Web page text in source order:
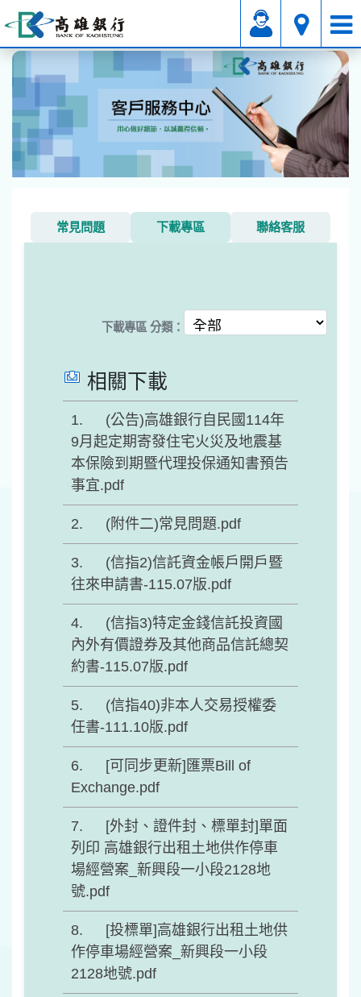
其它 下載專區
常見問題 下載專區 聯絡客服
下載專區 分類：
相關下載
(公告)高雄銀行自民國114年
9月起定期寄發住宅火災及地震基
本保險到期暨代理投保通知書預告
事宜.pdf
(附件二)常見問題.pdf
(信指2)信託資金帳戶開戶暨
往來申請書-115.07版.pdf
(信指3)特定金錢信託投資國
內外有價證券及其他商品信託總契
約書-115.07版.pdf
(信指40)非本人交易授權委
任書-111.10版.pdf
[可同步更新]匯票Bill of
Exchange.pdf
[外封、證件封、標單封]單面
列印 高雄銀行出租土地供作停車
場經營案_新興段一小段2128地
號.pdf
[投標單]高雄銀行出租土地供
作停車場經營案_新興段一小段
2128地號.pdf